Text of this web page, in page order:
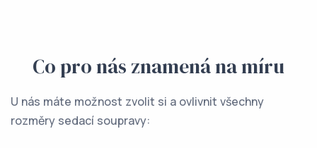
Co pro nás znamená na míru
U nás máte možnost zvolit si a ovlivnit všechny
rozměry sedací soupravy: